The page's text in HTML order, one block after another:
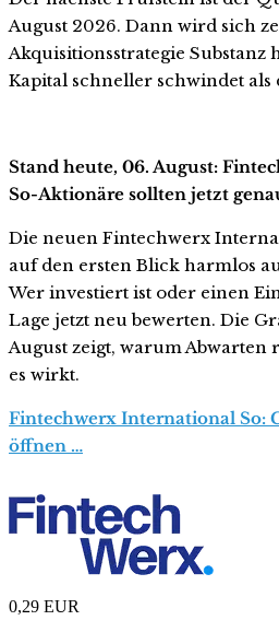
August 2026. Dann wird sich
Akquisitionsstrategie Substanz
Kapital schneller schwindet als
Stand heute, 06. August:
So-Aktionäre sollten jetzt
Die neuen Fintechwerx
auf den ersten Blick harmlos
Wer investiert ist oder einen
Lage jetzt neu bewerten. Die
August zeigt, warum Abwarten
es wirkt.
Fintechwerx International So:
öffnen …
0,29 EUR